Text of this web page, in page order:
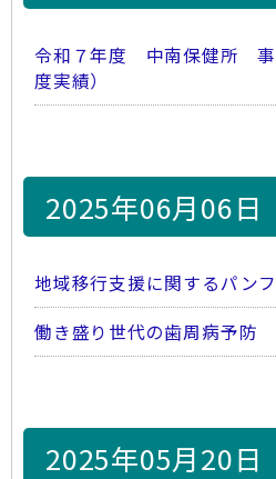
令和７年度 中南保健所 事
度実績）
2025年06月06日
地域移行支援に関するパン
働き盛り世代の歯周病予防
2025年05月20日